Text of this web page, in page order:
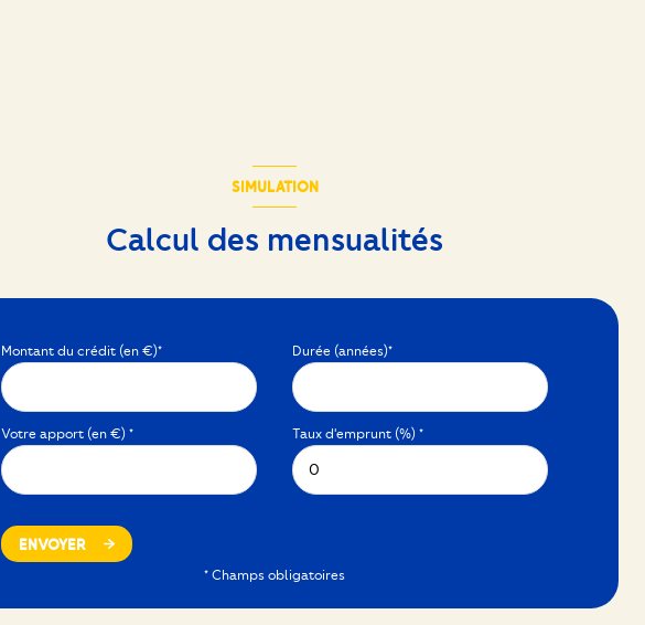
50 m²
SIMULATION
Calcul des mensualités
Montant du crédit (en €)* Durée (années)*
Votre apport (en €) * Taux d'emprunt (%) *
ENVOYER
* Champs obligatoires